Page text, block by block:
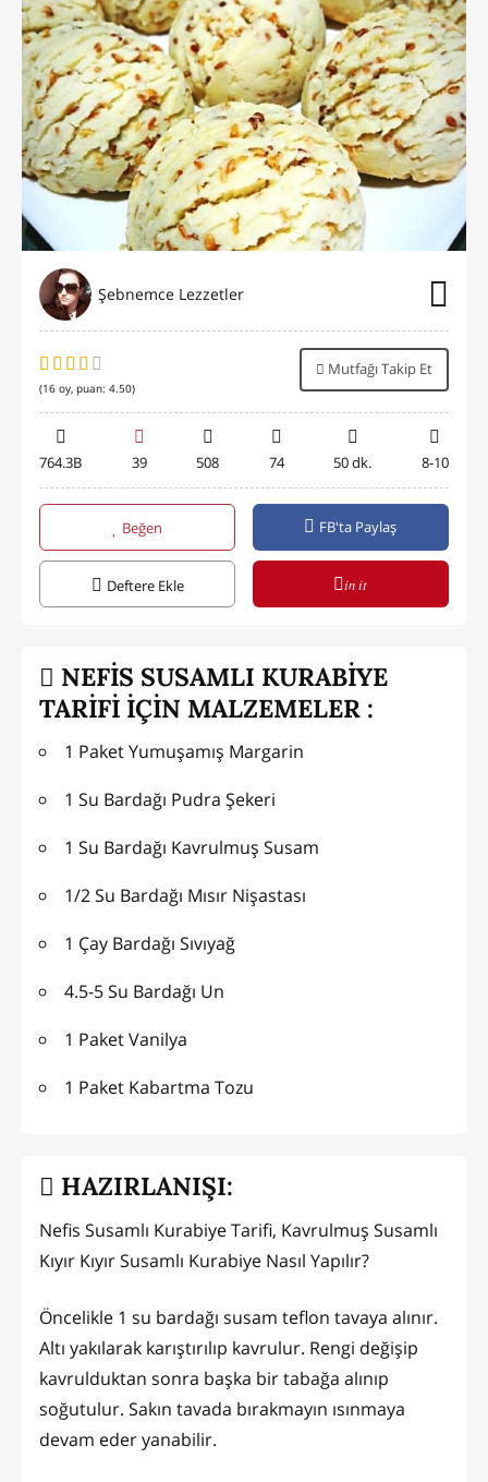
Şebnemce Lezzetler
(16 oy, puan: 4.50)
Mutfağı Takip Et
764.3B 39 508 74 50 dk. 8-10
Beğen FB'ta Paylaş
Deftere Ekle in it
NEFİS SUSAMLI KURABİYE
TARİFİ İÇİN MALZEMELER :
1 Paket Yumuşamış Margarin
1 Su Bardağı Pudra Şekeri
1 Su Bardağı Kavrulmuş Susam
1/2 Su Bardağı Mısır Nişastası
1 Çay Bardağı Sıvıyağ
4.5-5 Su Bardağı Un
1 Paket Vanilya
1 Paket Kabartma Tozu
HAZIRLANIŞI:
Nefis Susamlı Kurabiye Tarifi, Kavrulmuş Susamlı
Kıyır Kıyır Susamlı Kurabiye Nasıl Yapılır?
Öncelikle 1 su bardağı susam teflon tavaya alınır.
Altı yakılarak karıştırılıp kavrulur. Rengi değişip
kavrulduktan sonra başka bir tabağa alınıp
soğutulur. Sakın tavada bırakmayın ısınmaya
devam eder yanabilir.